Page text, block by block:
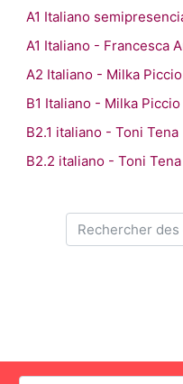
A1 Italiano
A1 Italiano - Francesca
A2 Italiano - Milka Piccio
B1 Italiano - Milka Piccio
B2.1 italiano - Toni Tena
B2.2 italiano - Toni Tena
Rechercher des